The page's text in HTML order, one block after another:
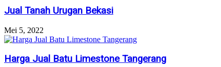
Jual Tanah Urugan Bekasi
Mei 5, 2022
Harga Jual Batu Limestone Tangerang